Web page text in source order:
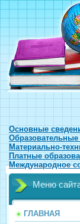
Основные
Образовательные
Материально-
Платные
Международное
Меню
ГЛАВНАЯ